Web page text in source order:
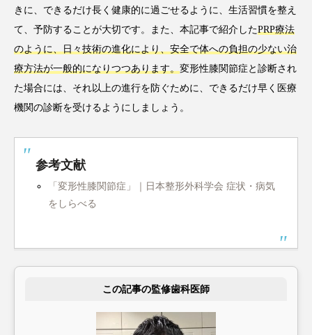
きに、できるだけ長く健康的に過ごせるように、生活習慣を整え
て、予防することが大切です。また、本記事で紹介したPRP療法
のように、日々技術の進化により、安全で体への負担の少ない治
療方法が一般的になりつつあります。変形性膝関節症と診断され
た場合には、それ以上の進行を防ぐために、できるだけ早く医療
機関の診断を受けるようにしましょう。
参考文献
「変形性膝関節症」｜日本整形外科学会 症状・病気
をしらべる
この記事の監修歯科医師